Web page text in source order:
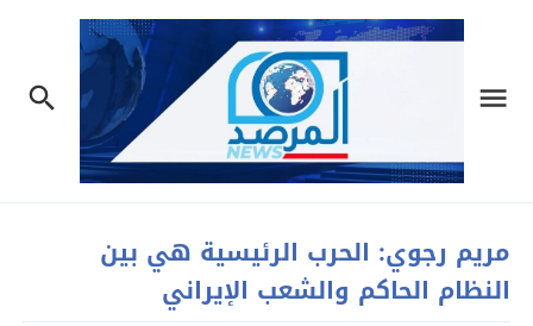
مريم رجوي: الحرب الرئيسية هي بين
النظام الحاكم والشعب الإيراني